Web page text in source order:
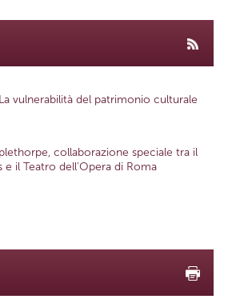
vulnerabilità del patrimonio culturale
collaborazione speciale tra il
e il Teatro dell'Opera di Roma